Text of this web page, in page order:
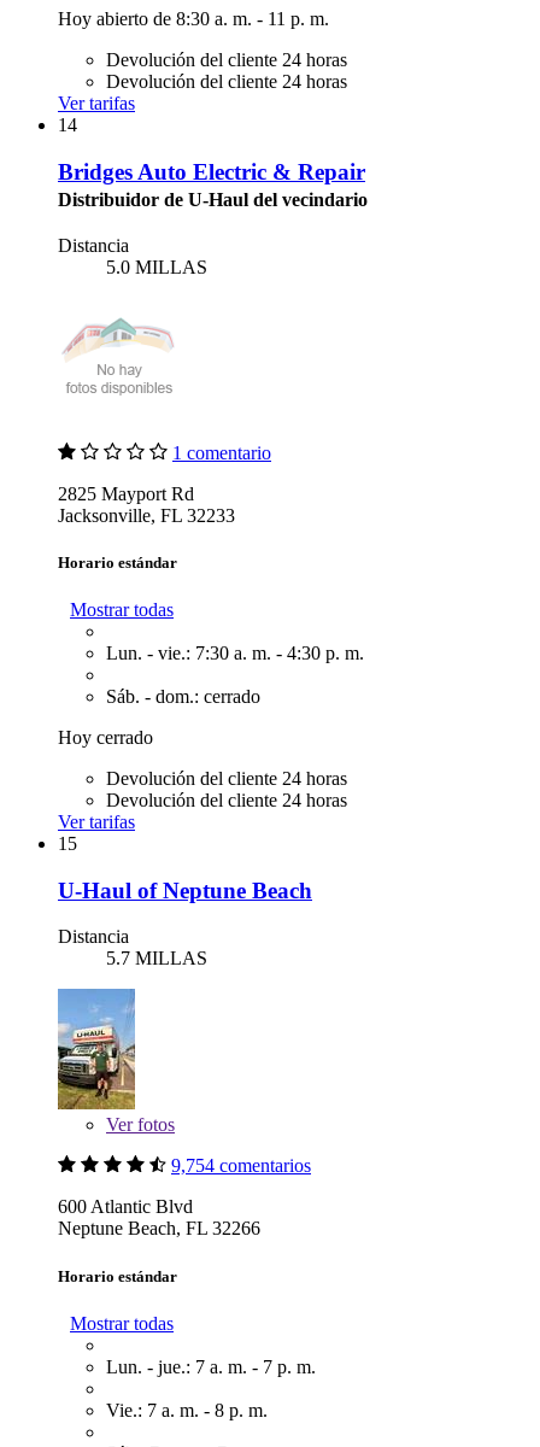
Hoy abierto de 8:30 a. m. - 11 p. m.
Devolución del cliente 24 horas
Devolución del cliente 24 horas
Ver tarifas
14
Bridges Auto Electric & Repair
Distribuidor de U-Haul del vecindario
Distancia
5.0 MILLAS
1 comentario
2825 Mayport Rd
Jacksonville, FL 32233
Horario estándar
Mostrar todas
Lun. - vie.: 7:30 a. m. - 4:30 p. m.
Sáb. - dom.: cerrado
Hoy cerrado
Devolución del cliente 24 horas
Devolución del cliente 24 horas
Ver tarifas
15
U-Haul of Neptune Beach
Distancia
5.7 MILLAS
Verfotos
9,754 comentarios
600 Atlantic Blvd
Neptune Beach, FL 32266
Horario estándar
Mostrar todas
Lun. - jue.: 7 a. m. - 7 p. m.
Vie.: 7 a. m. - 8 p. m.